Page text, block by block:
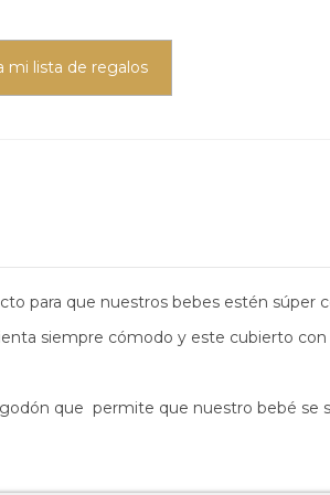
mi lista de regalos
para que nuestros bebes estén súper
siempre cómodo y este cubierto con
que permite que nuestro bebé se